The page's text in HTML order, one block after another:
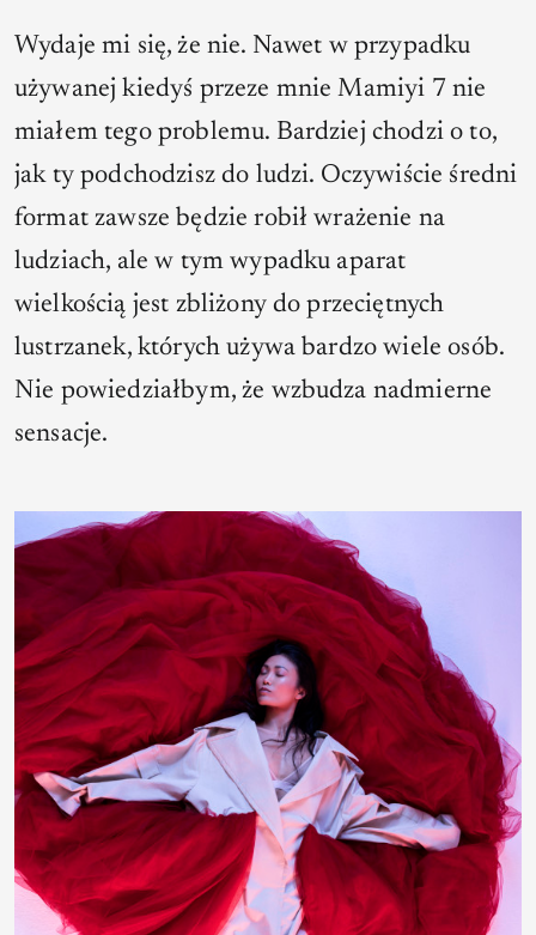
Wydaje mi się, że nie. Nawet w przypadku
używanej kiedyś przeze mnie Mamiyi 7 nie
miałem tego problemu. Bardziej chodzi o to,
jak ty podchodzisz do ludzi. Oczywiście średni
format zawsze będzie robił wrażenie na
ludziach, ale w tym wypadku aparat
wielkością jest zbliżony do przeciętnych
lustrzanek, których używa bardzo wiele osób.
Nie powiedziałbym, że wzbudza nadmierne
sensacje.